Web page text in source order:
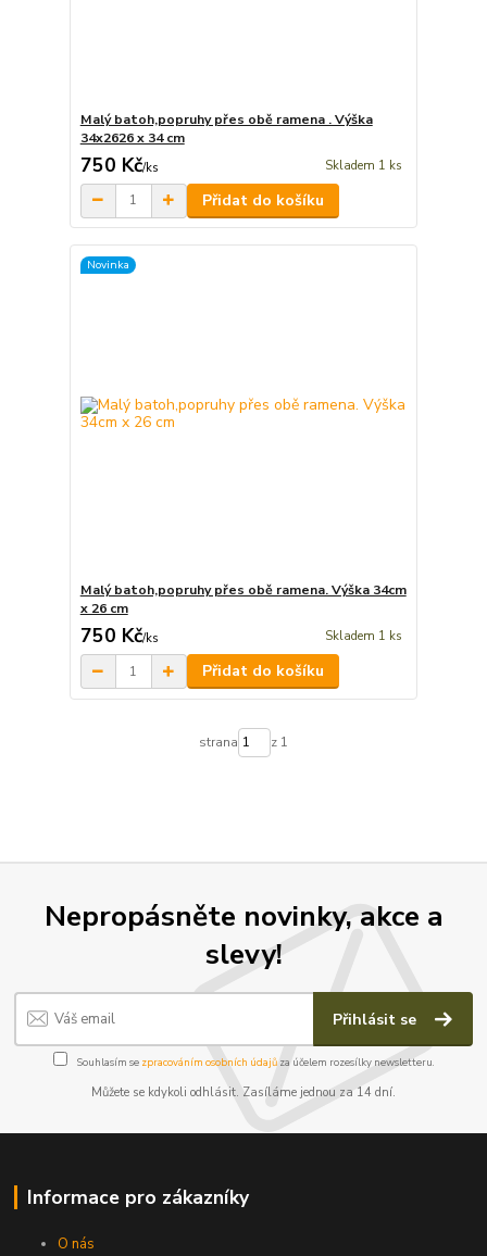
Malý batoh,popruhy přes obě ramena . Výška
34x2626 x 34 cm
750 Kč/ks Skladem 1 ks
Přidat do košíku
Novinka
Malý batoh,popruhy přes obě ramena. Výška 34cm
x 26 cm
750 Kč/ks Skladem 1 ks
Přidat do košíku
strana z 1
Nepropásněte novinky, akce a
slevy!
Přihlásit se
Souhlasím se zpracováním osobních údajůza účelem rozesílky newsletteru.
Můžete se kdykoli odhlásit. Zasíláme jednou za 14 dní.
Informace pro zákazníky
O nás